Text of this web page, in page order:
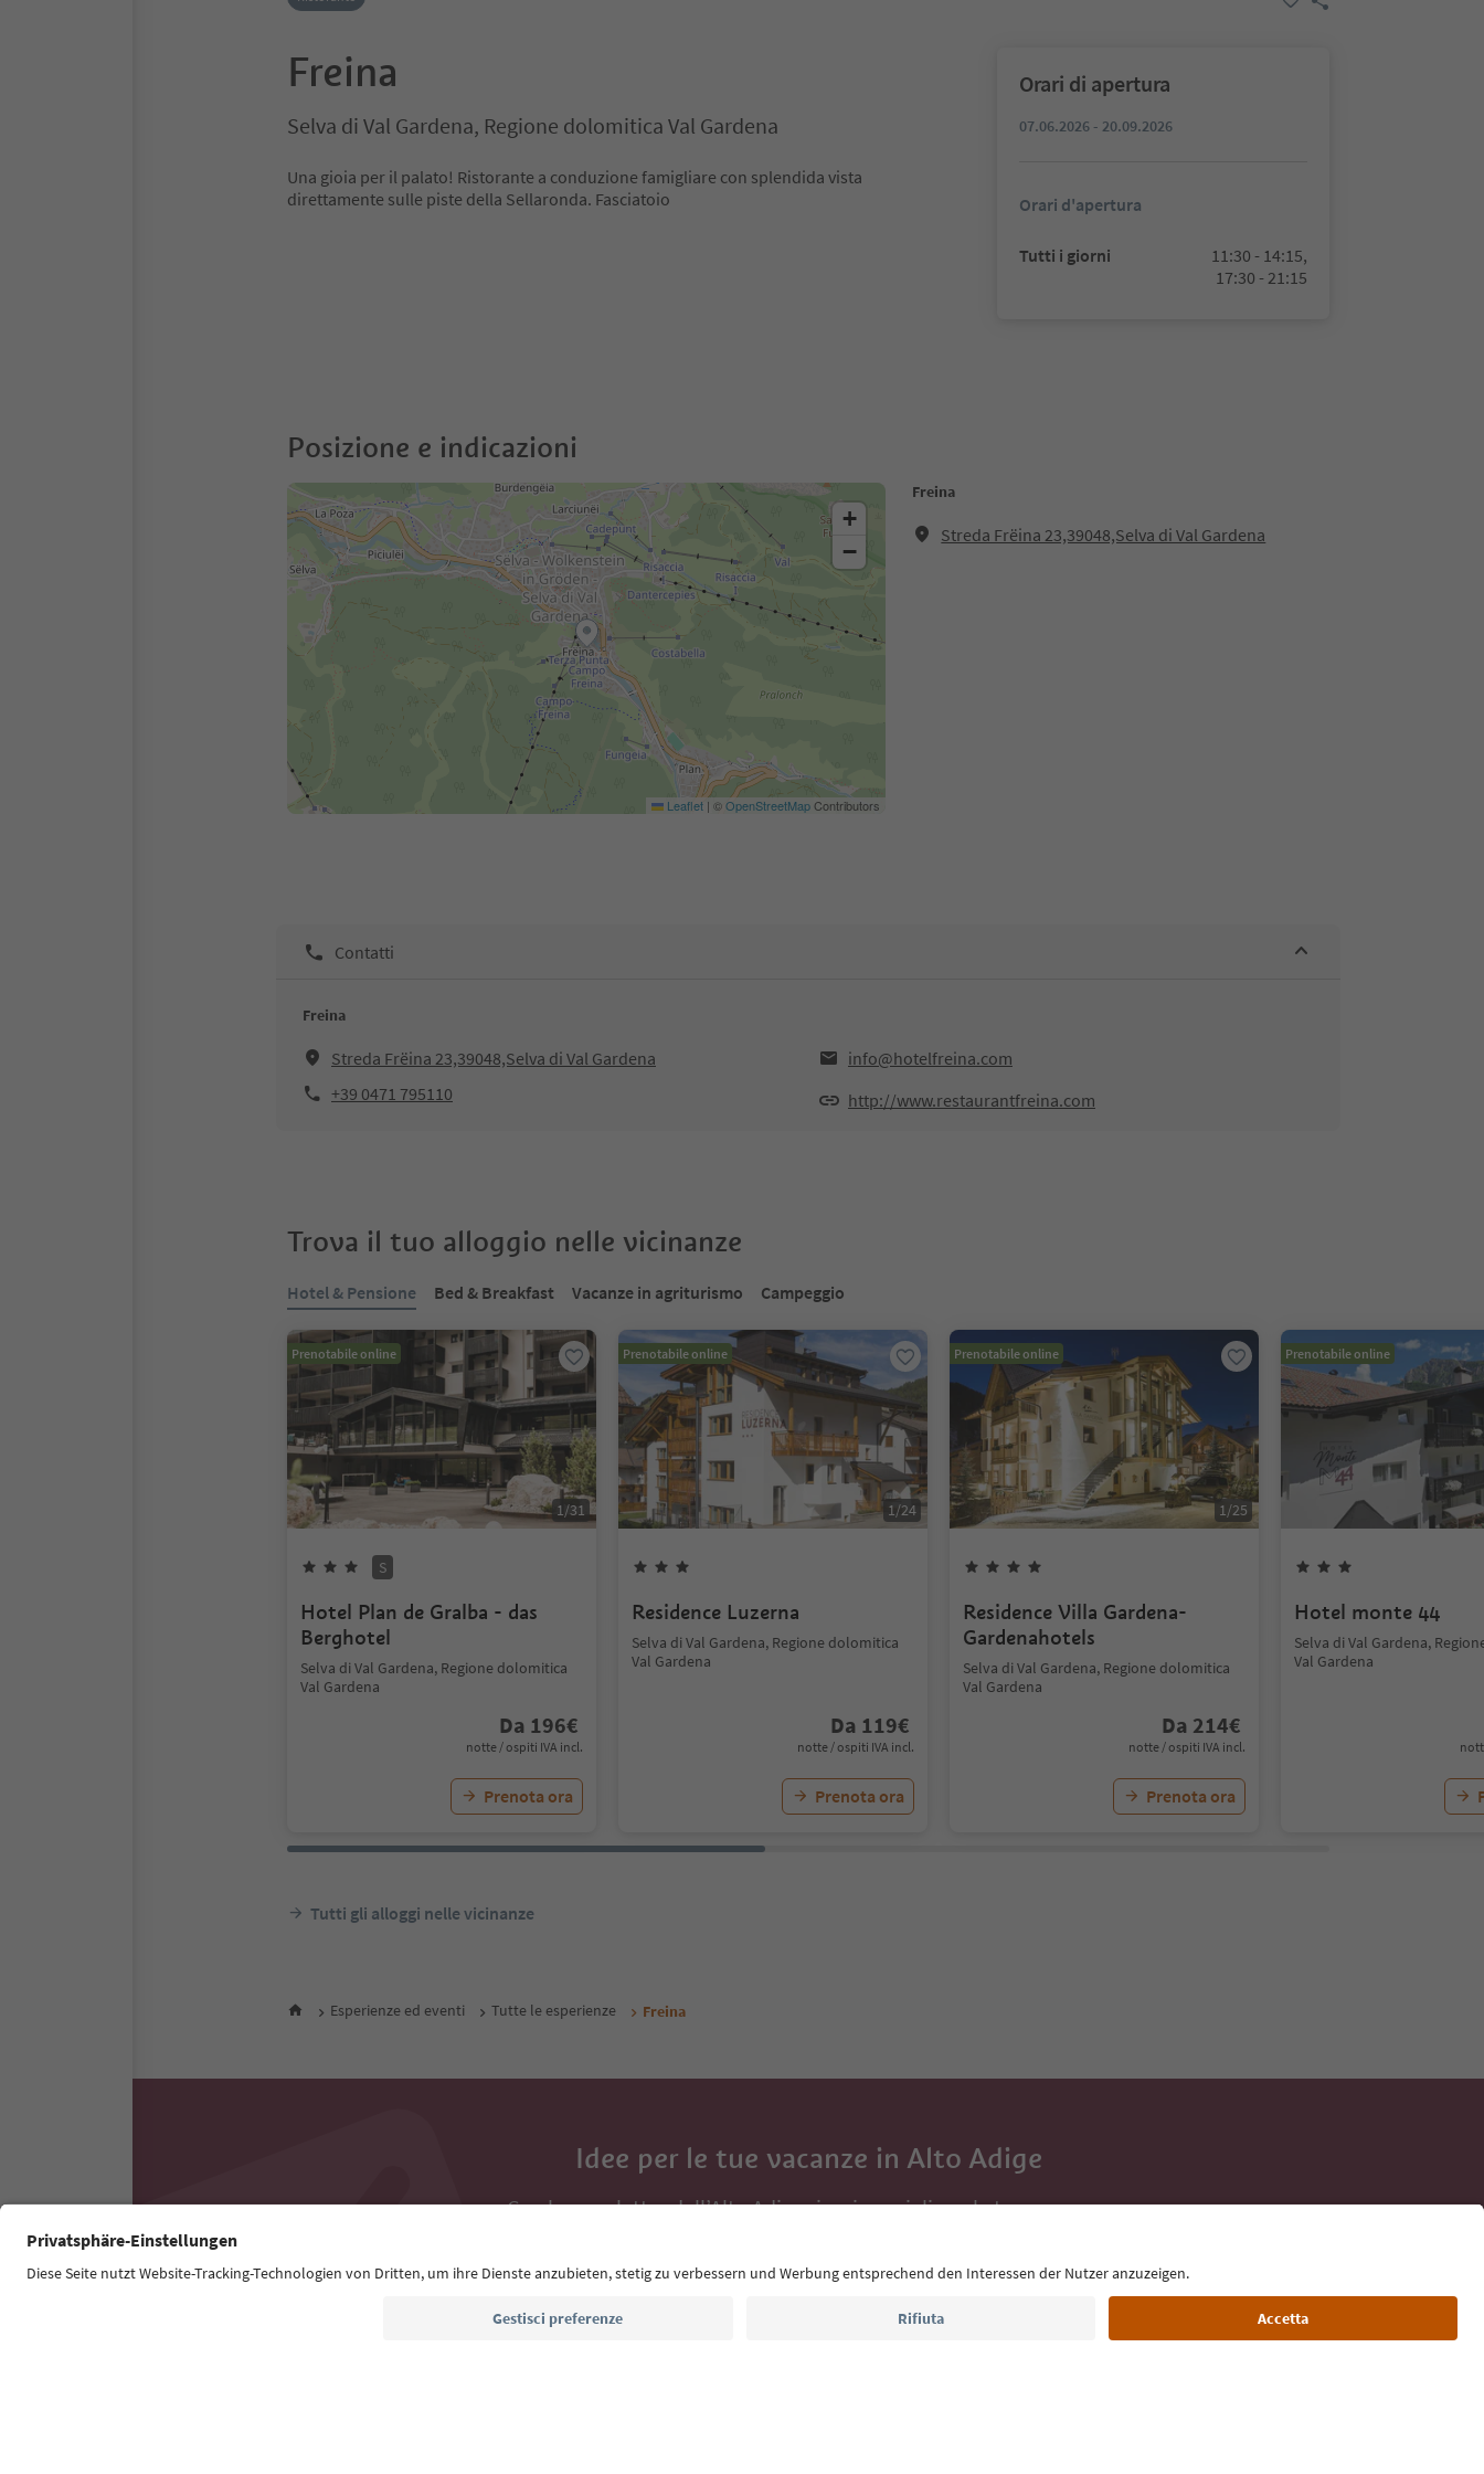
Freina
Selva di Val Gardena, Regione dolomitica Val Gardena
Una gioia per il palato! Ristorante a conduzione famigliare con splendida vista
direttamente sulle piste della Sellaronda. Fasciatoio
Orari di apertura
07.06.2026 - 20.09.2026
Orari d'apertura
Tutti i giorni
11:30 - 14:15,
17:30 - 21:15
Posizione e indicazioni
Freina
Streda Frëina 23,39048,Selva di Val Gardena
+
−
Leaflet | ©OpenStreetMapContributors
Contatti
Freina
Streda Frëina 23,39048,Selva di Val Gardena
info@hotelfreina.com
+39 0471 795110
http://www.restaurantfreina.com
Trova il tuo alloggio nelle vicinanze
Hotel & Pensione Bed & Breakfast Vacanze in agriturismo Campeggio
Prenotabile online
1/31
S
Hotel Plan de Gralba - das
Berghotel
Selva di Val Gardena, Regione dolomitica
Val Gardena
Da 196€
notte / ospiti IVA incl.
Prenota ora
Prenotabile online
1/24
Residence Luzerna
Selva di Val Gardena, Regione dolomitica
Val Gardena
Da 119€
notte / ospiti IVA incl.
Prenota ora
Prenotabile online
1/25
Residence Villa Gardena-
Gardenahotels
Selva di Val Gardena, Regione dolomitica
Val Gardena
Da 214€
notte / ospiti IVA incl.
Prenota ora
Prenotabile online
Hotel monte 44
Selva di Val Gardena,
Val Gardena
Tutti gli alloggi nelle vicinanze
Esperienze ed eventi Tutte le esperienze Freina
Idee per le tue vacanze in Alto Adige
Con la newsletter dell’Alto Adige ricevi consigli per le tue vacanze,
Indirizzo e-mail*